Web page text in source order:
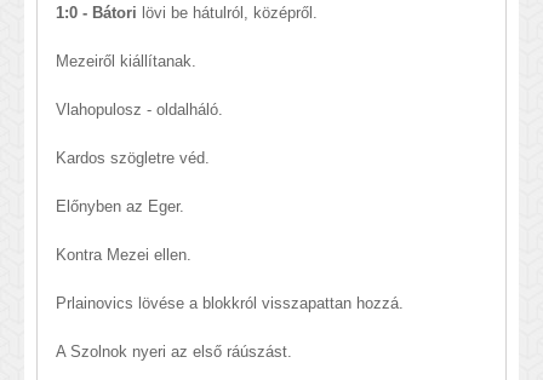
1:0 - Bátori lövi be hátulról, középről.
Mezeiről kiállítanak.
Vlahopulosz - oldalháló.
Kardos szögletre véd.
Előnyben az Eger.
Kontra Mezei ellen.
Prlainovics lövése a blokkról visszapattan hozzá.
A Szolnok nyeri az első ráúszást.